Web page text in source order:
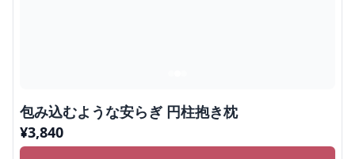
包み込むような安らぎ 円柱抱き枕
¥3,840